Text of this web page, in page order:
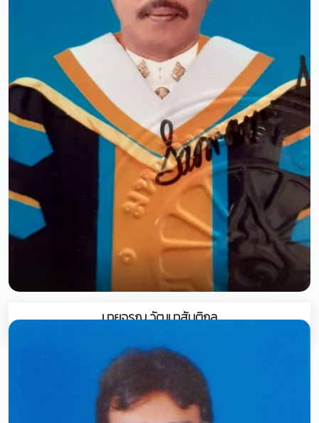
นายจรูญ วัฒนาสันติกุล